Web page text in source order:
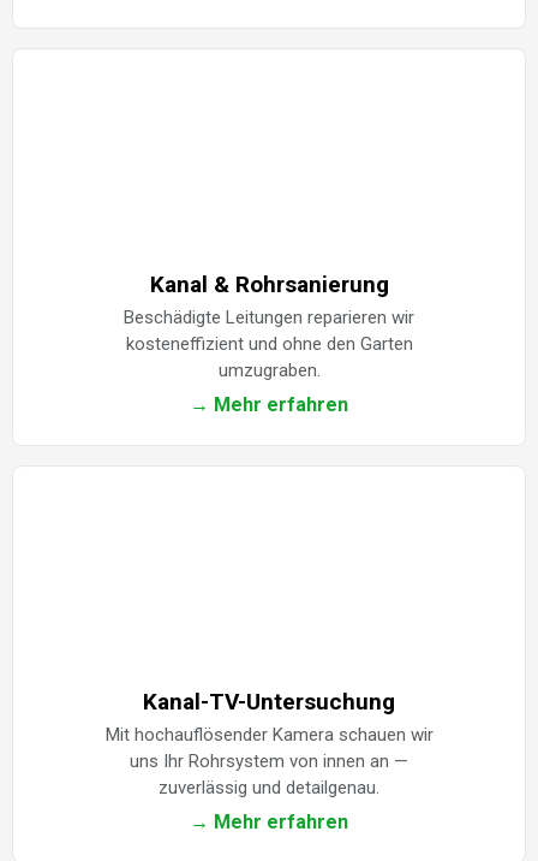
Kanal & Rohrsanierung
Beschädigte Leitungen reparieren wir
kosteneffizient und ohne den Garten
umzugraben.
→ Mehr erfahren
Kanal-TV-Untersuchung
Mit hochauflösender Kamera schauen wir
uns Ihr Rohrsystem von innen an —
zuverlässig und detailgenau.
→ Mehr erfahren